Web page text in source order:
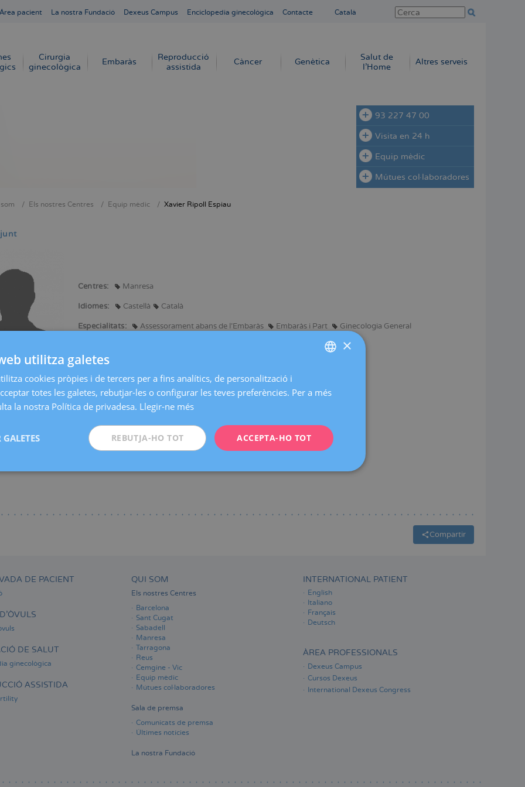
Área pacient La nostra Fundació Dexeus Campus Enciclopedia ginecológica Contacte Català
Cirurgia
ginecològica
Embaràs
Reproducció
assistida
Càncer Genètica
Salut de
l'Home
Altres serveis
93 227 47 00
Visita en 24 h
Equip mèdic
Mútues col·laboradores
Els nostres Centres Equip mèdic Xavier Ripoll Espiau
Centres: Manresa
Idiomes: Castellà Català
Especialitats: Assessorament abans de l'Embaràs Embaràs i Part Ginecologia General
Medicina i Cirurgia.
en Ginecologia i Obstetrícia.
congressos nacionals i internacionals presentant ponències i comunicacions.
Compartir
DE PACIENT
DE SALUT
ginecològica
ASSISTIDA
QUI SOM
Els nostres Centres
Barcelona
Sant Cugat
Sabadell
Manresa
Tarragona
Reus
Cemgine - Vic
Equip mèdic
Mútues col·laboradores
Sala de premsa
Comunicats de premsa
Últimes notícies
La nostra Fundació
INTERNATIONAL PATIENT
English
Italiano
Français
Deutsch
ÀREA PROFESSIONALS
Dexeus Campus
Cursos Dexeus
International Dexeus Congress
CATALÀ
FRENCH
×
utilitza galetes
cookies pròpies i de tercers per a fins analítics, de personalització i
totes les galetes, rebutjar-les o configurar les teves preferències. Per a més
la nostra Política de privadesa. Llegir-ne més
ACCEPTA-HO TOT
REBUTJA-HO TOT